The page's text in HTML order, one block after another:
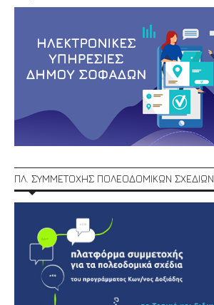
ΠΛ. ΣΥΜΜΕΤΟΧΗΣ ΠΟΛΕΟΔΟΜΙΚΩΝ ΣΧΕΔΙΩΝ